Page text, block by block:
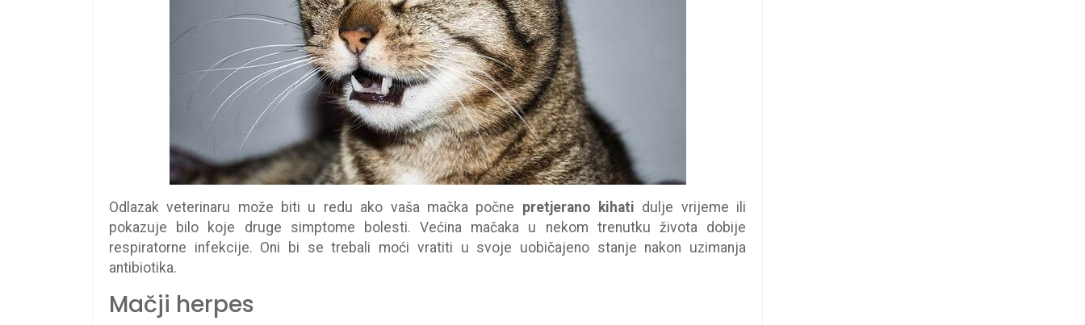
Odlazak veterinaru može biti u redu ako vaša mačka počne pretjerano kihati dulje vrijeme ili
pokazuje bilo koje druge simptome bolesti. Većina mačaka u nekom trenutku života dobije
respiratorne infekcije. Oni bi se trebali moći vratiti u svoje uobičajeno stanje nakon uzimanja
antibiotika.
Mačji herpes